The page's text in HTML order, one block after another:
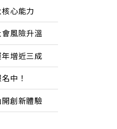
心能力
風險升溫
增近三成
中！
創新體驗